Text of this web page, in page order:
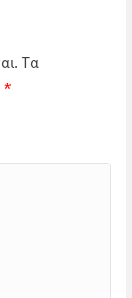
Τα
*